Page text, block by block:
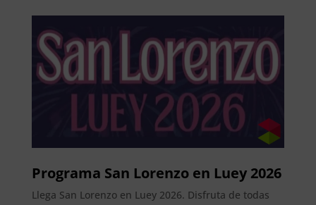
Programa San Lorenzo en Luey 2026
Llega San Lorenzo en Luey 2026. Disfruta de todas